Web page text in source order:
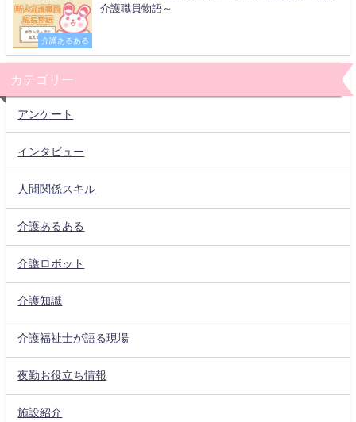
介護あるある
介護職員物語～
カテゴリー
アンケート
インタビュー
人間関係スキル
介護あるある
介護ロボット
介護知識
介護福祉士が語る現場
夜勤お役立ち情報
施設紹介